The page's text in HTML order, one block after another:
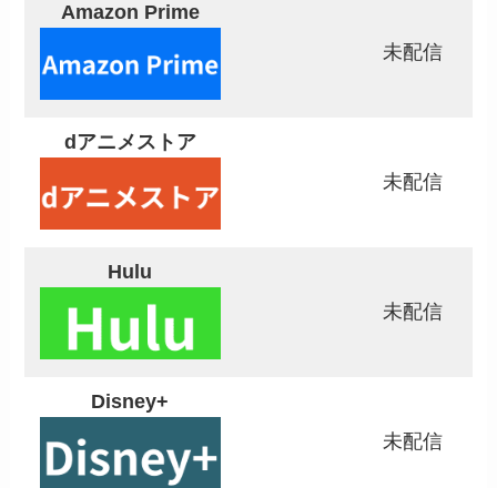
Amazon Prime
未配信
dアニメストア
未配信
Hulu
未配信
Disney+
未配信